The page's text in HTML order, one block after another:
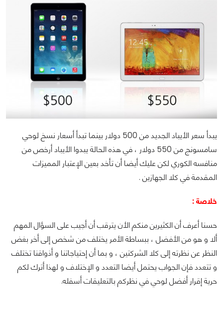
يبدأ سعر الأيباد الجديد من 500 دولار بينما تبدأ أسعار نسخ لوحي
سامسونج من 550 دولار ، في هذه الحالة يبدوا الأيباد أرخص من
منافسه الكوري لكن عليك أيضا أن تأخد بعين الإعتبار المميزات
المقدمة في كلا الجهازين .
خلاصة :
حسنا أعرف أن الكثيرين منكم الأن يترقب أن أجيب على السؤال المهم
ألا و هو من الأفضل ، ببساطة الأمر يختلف من شخص إلى أخر بغض
النظر عن نظرته إلى كلا الشركتين ، و بما أن إحتياجاتنا و أذواقنا تختلف
و تتعدد فإن الجواب يحتمل أيضا التعدد و الإختلاف و لهذا أترك لكم
حرية إقرار أفضل لوحي في نظركم بالتعليقات أسفله.